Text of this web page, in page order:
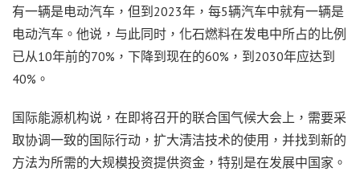
有一辆是电动汽车，但到2023年，每5辆汽车中就有一辆是
电动汽车。他说，与此同时，化石燃料在发电中所占的比例
已从10年前的70%，下降到现在的60%，到2030年应达到
40%。
国际能源机构说，在即将召开的联合国气候大会上，需要采
取协调一致的国际行动，扩大清洁技术的使用，并找到新的
方法为所需的大规模投资提供资金，特别是在发展中国家。